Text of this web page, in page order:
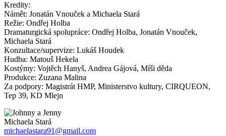
Kredity:
Námět: Jonatán Vnouček a Michaela Stará
Režie: Ondřej Holba
Dramaturgická spolupráce: Ondřej Holba, Jonatán Vnouček,
Michaela Stará
Konzultace/supervize: Lukáš Houdek
Hudba: Matouš Hekela
Kostýmy: Vojtěch Hanyš, Andrea Gájová, Míši děda
Produkce: Zuzana Malina
Za podpory: Magistrát HMP, Ministerstvo kultury, CIRQUEON,
Tep 39, KD Mlejn
Michaela Stará
michaelastara91@gmail.com